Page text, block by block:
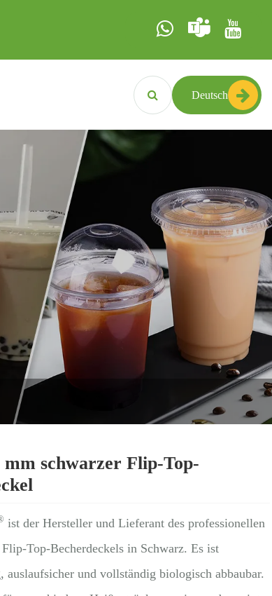
Deutsch
mm schwarzer Flip-Top-
ist der Hersteller und Lieferant des professionellen
Top-Becherdeckels in Schwarz. Es ist
auslaufsicher und vollständig biologisch abbaubar.